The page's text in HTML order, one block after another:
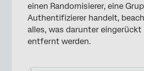
einen Randomisierer, eine
Authentifizierer handelt,
alles, was darunter eingerückt
entfernt werden.